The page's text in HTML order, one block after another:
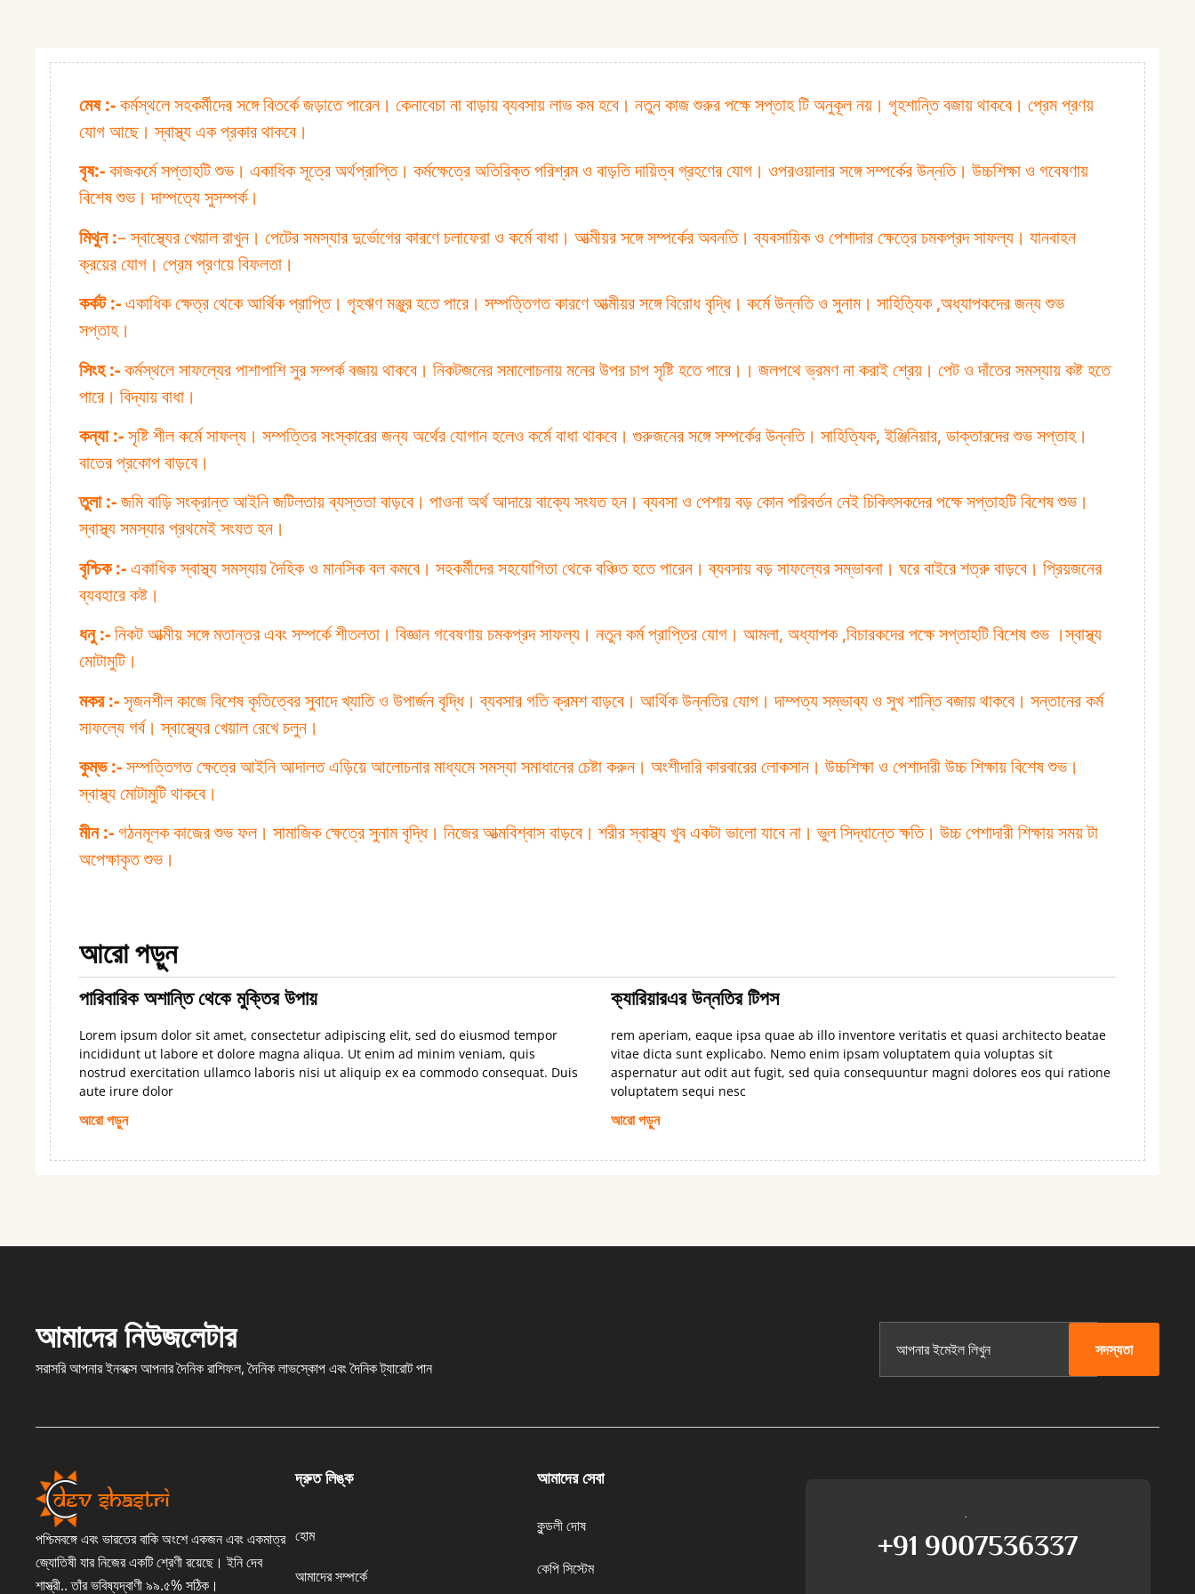
মেষ :⁠-কর্মস্থলে সহকর্মীদের সঙ্গে বিতর্কে জড়াতে পারেন। কেনাবেচা না বাড়ায় ব্যবসায় লাভ কম হবে। নতুন কাজ শুরুর পক্ষে সপ্তাহ টি অনুকূল নয়। গৃহশান্তি বজায় থাকবে। প্রেম প্রণয়
যোগ আছে। স্বাস্থ্য এক প্রকার থাকবে।
বৃষ:⁠-কাজকর্মে সপ্তাহটি শুভ। একাধিক সূত্রে অর্থপ্রাপ্তি। কর্মক্ষেত্রে অতিরিক্ত পরিশ্রম ও বাড়তি দায়িত্ব গ্রহণের যোগ। ওপরওয়ালার সঙ্গে সম্পর্কের উন্নতি। উচ্চশিক্ষা ও গবেষণায়
বিশেষ শুভ। দাম্পত্যে সুসম্পর্ক।
মিথুন :⁠– স্বাস্থ্যের খেয়াল রাখুন। পেটের সমস্যার দুর্ভোগের কারণে চলাফেরা ও কর্মে বাধা। আত্মীয়র সঙ্গে সম্পর্কের অবনতি। ব্যবসায়িক ও পেশাদার ক্ষেত্রে চমকপ্রদ সাফল্য। যানবাহন
ক্রয়ের যোগ। প্রেম প্রণয়ে বিফলতা।
কর্কট :⁠-একাধিক ক্ষেত্র থেকে আর্থিক প্রাপ্তি। গৃহঋণ মঞ্জুর হতে পারে। সম্পত্তিগত কারণে আত্মীয়র সঙ্গে বিরোধ বৃদ্ধি। কর্মে উন্নতি ও সুনাম। সাহিত্যিক ,অধ্যাপকদের জন্য শুভ
সপ্তাহ।
সিংহ :⁠-কর্মস্থলে সাফল্যের পাশাপাশি সুর সম্পর্ক বজায় থাকবে। নিকটজনের সমালোচনায় মনের উপর চাপ সৃষ্টি হতে পারে।। জলপথে ভ্রমণ না করাই শ্রেয়। পেট ও দাঁতের সমস্যায় কষ্ট হতে
পারে। বিদ্যায় বাধা।
কন্যা :⁠-সৃষ্টি শীল কর্মে সাফল্য। সম্পত্তির সংস্কারের জন্য অর্থের যোগান হলেও কর্মে বাধা থাকবে। গুরুজনের সঙ্গে সম্পর্কের উন্নতি। সাহিত্যিক, ইঞ্জিনিয়ার, ডাক্তারদের শুভ সপ্তাহ।
বাতের প্রকোপ বাড়বে।
তুলা :⁠-জমি বাড়ি সংক্রান্ত আইনি জটিলতায় ব্যস্ততা বাড়বে। পাওনা অর্থ আদায়ে বাক্যে সংযত হন। ব্যবসা ও পেশায় বড় কোন পরিবর্তন নেই চিকিৎসকদের পক্ষে সপ্তাহটি বিশেষ শুভ।
স্বাস্থ্য সমস্যার প্রথমেই সংযত হন।
বৃশ্চিক :⁠-একাধিক স্বাস্থ্য সমস্যায় দৈহিক ও মানসিক বল কমবে। সহকর্মীদের সহযোগিতা থেকে বঞ্চিত হতে পারেন। ব্যবসায় বড় সাফল্যের সম্ভাবনা। ঘরে বাইরে শত্রু বাড়বে। প্রিয়জনের
ব্যবহারে কষ্ট।
ধনু :⁠-নিকট আত্মীয় সঙ্গে মতান্তর এবং সম্পর্কে শীতলতা। বিজ্ঞান গবেষণায় চমকপ্রদ সাফল্য। নতুন কর্ম প্রাপ্তির যোগ। আমলা, অধ্যাপক ,বিচারকদের পক্ষে সপ্তাহটি বিশেষ শুভ ।স্বাস্থ্য
মোটামুটি।
মকর :⁠-সৃজনশীল কাজে বিশেষ কৃতিত্বের সুবাদে খ্যাতি ও উপার্জন বৃদ্ধি। ব্যবসার গতি ক্রমশ বাড়বে। আর্থিক উন্নতির যোগ। দাম্পত্য সম্ভাব্য ও সুখ শান্তি বজায় থাকবে। সন্তানের কর্ম
সাফল্যে গর্ব। স্বাস্থ্যের খেয়াল রেখে চলুন।
কুম্ভ :⁠-সম্পত্তিগত ক্ষেত্রে আইনি আদালত এড়িয়ে আলোচনার মাধ্যমে সমস্যা সমাধানের চেষ্টা করুন। অংশীদারি কারবারের লোকসান। উচ্চশিক্ষা ও পেশাদারী উচ্চ শিক্ষায় বিশেষ শুভ।
স্বাস্থ্য মোটামুটি থাকবে।
মীন :⁠- গঠনমূলক কাজের শুভ ফল। সামাজিক ক্ষেত্রে সুনাম বৃদ্ধি। নিজের আত্মবিশ্বাস বাড়বে। শরীর স্বাস্থ্য খুব একটা ভালো যাবে না। ভুল সিদ্ধান্তে ক্ষতি। উচ্চ পেশাদারী শিক্ষায় সময় টা
অপেক্ষাকৃত শুভ।
আরো পড়ুন
পারিবারিক অশান্তি থেকে মুক্তির উপায়
Lorem ipsum dolor sit amet, consectetur adipiscing elit, sed do eiusmod tempor
incididunt ut labore et dolore magna aliqua. Ut enim ad minim veniam, quis
nostrud exercitation ullamco laboris nisi ut aliquip ex ea commodo consequat. Duis
aute irure dolor
আরো পড়ুন
ক্যারিয়ারএর উন্নতির টিপস
rem aperiam, eaque ipsa quae ab illo inventore veritatis et quasi architecto beatae
vitae dicta sunt explicabo. Nemo enim ipsam voluptatem quia voluptas sit
aspernatur aut odit aut fugit, sed quia consequuntur magni dolores eos qui ratione
voluptatem sequi nesc
আরো পড়ুন
আমাদের নিউজলেটার
সরাসরি আপনার ইনবক্সে আপনার দৈনিক রাশিফল, দৈনিক লাভস্কোপ এবং দৈনিক ট্যারোট পান
সদস্যতা
পশ্চিমবঙ্গে এবং ভারতের বাকি অংশে একজন এবং একমাত্র
জ্যোতিষী যার নিজের একটি শ্রেণী রয়েছে। ইনি দেব
শাস্ত্রী.. তাঁর ভবিষ্যদ্বাণী ৯৯.৫% সঠিক।
দ্রুত লিঙ্ক
হোম
আমাদের সম্পর্কে
আমাদের সেবা
কুন্ডলী দোষ
কেপি সিস্টেম
আমাদের সমর্থনের সাথে কথা বলুন
+91 9007536337